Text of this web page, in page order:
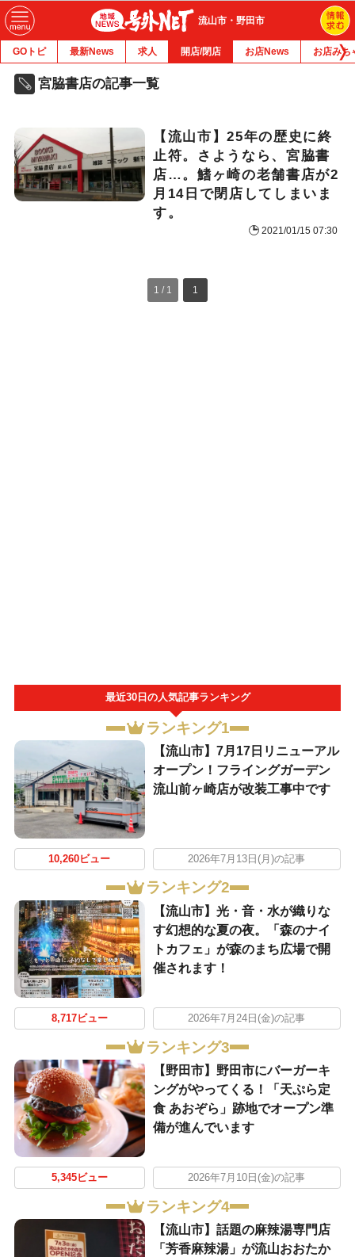
流山市・野田市
GOトピ 最新News 求人 開店/閉店 お店News お店みち
宮脇書店の記事一覧
【流山市】25年の歴史に終
止符。さようなら、宮脇書
店…。鰭ヶ崎の老舗書店が2
月14日で閉店してしまいま
す。
2021/01/15 07:30
1 / 1 1
最近30日の人気記事ランキング
ランキング1
【流山市】7月17日リニューアル
オープン！フライングガーデン
流山前ヶ崎店が改装工事中です
10,260ビュー 2026年7月13日(月)の記事
ランキング2
【流山市】光・音・水が織りな
す幻想的な夏の夜。「森のナイ
トカフェ」が森のまち広場で開
催されます！
8,717ビュー 2026年7月24日(金)の記事
ランキング3
【野田市】野田市にバーガーキ
ングがやってくる！「天ぷら定
食 あおぞら」跡地でオープン準
備が進んでいます
5,345ビュー 2026年7月10日(金)の記事
ランキング4
【流山市】話題の麻辣湯専門店
「芳香麻辣湯」が流山おおたか